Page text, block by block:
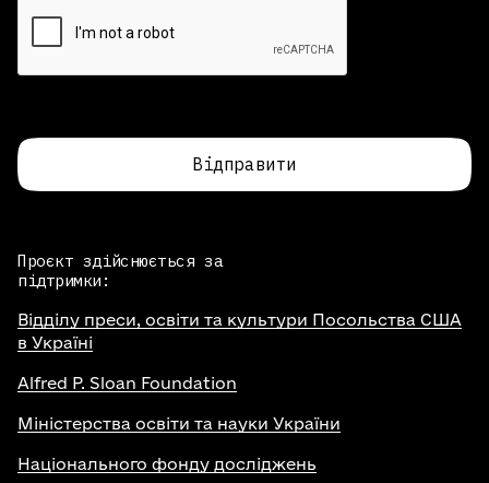
Відправити
Проєкт здійснюється за
підтримки:
Відділу преси, освіти та культури Посольства США
в Україні
Alfred P. Sloan Foundation
Міністерства освіти та науки України
Національного фонду досліджень